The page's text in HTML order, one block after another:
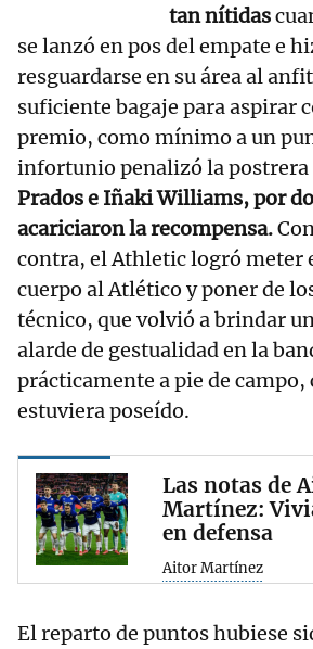
tan nítidas
se lanzó en pos del empate e
resguardarse en su área al
suficiente bagaje para aspirar
premio, como mínimo a un
infortunio penalizó la postrera
Prados e Iñaki Williams, por
acariciaron la recompensa.
contra, el Athletic logró meter
cuerpo al Atlético y poner de
técnico, que volvió a brindar
alarde de gestualidad en la
prácticamente a pie de campo,
estuviera poseído.
Las notas de
Martínez:
en defensa
Aitor Martínez
El reparto de puntos hubiese